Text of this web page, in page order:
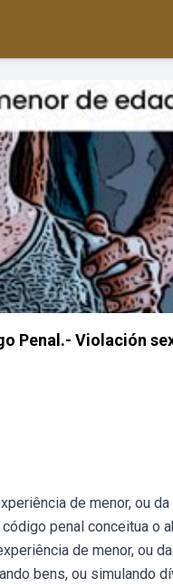
Penal.- Violación
de menor, ou
penal conceitua o
de menor, ou
bens, ou simulando